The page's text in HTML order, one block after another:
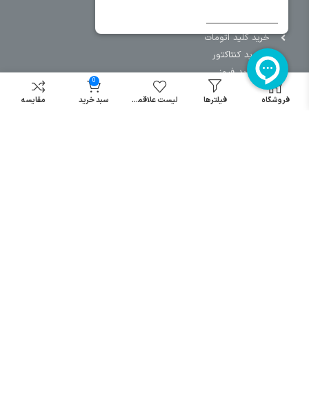
خرید کلید اتومات
خرید کنتاکتور
خرید فیوز
مینیاتوری
خرید میکرو
فروشگاه فیلترها لیست علاقمندی
0
سبد خرید مقایسه